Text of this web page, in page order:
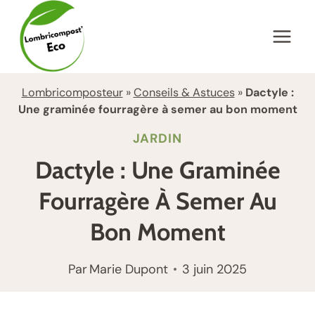
contenu
Lombricomposteur»Conseils & Astuces» Dactyle :
Une graminée fourragère à semer au bon moment
JARDIN
Dactyle : Une Graminée
Fourragère À Semer Au
Bon Moment
ParMarie Dupont 3 juin 2025